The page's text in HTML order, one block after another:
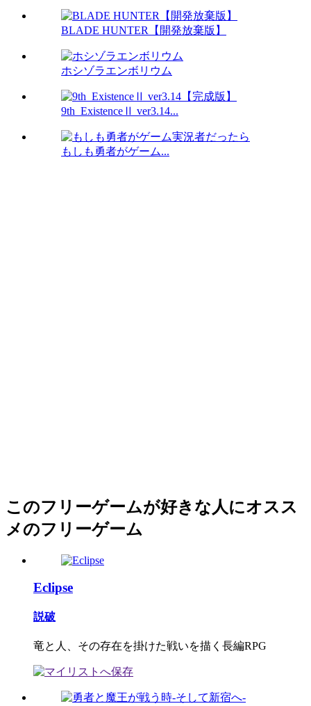
BLADE HUNTER【開発放棄版】
ホシゾラエンボリウム
9th_ExistenceⅡ ver3.14...
もしも勇者がゲーム...
このフリーゲームが好きな人にオスス
メのフリーゲーム
Eclipse
説破
竜と人、その存在を掛けた戦いを描く長編RPG